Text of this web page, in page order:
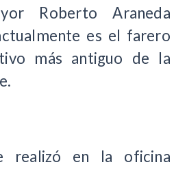
Roberto Araneda
es el farero
más antiguo de la
realizó en la oficina